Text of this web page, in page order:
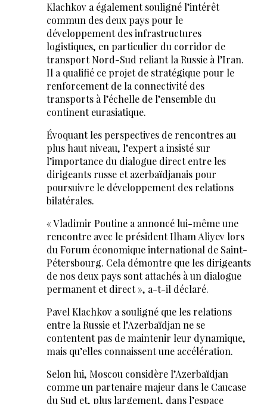
Klachkov a également souligné l’intérêt
commun des deux pays pour le
développement des infrastructures
logistiques, en particulier du corridor de
transport Nord-Sud reliant la Russie à l’Iran.
Il a qualifié ce projet de stratégique pour le
renforcement de la connectivité des
transports à l’échelle de l’ensemble du
continent eurasiatique.
Évoquant les perspectives de rencontres au
plus haut niveau, l’expert a insisté sur
l’importance du dialogue direct entre les
dirigeants russe et azerbaïdjanais pour
poursuivre le développement des relations
bilatérales.
« Vladimir Poutine a annoncé lui-même une
rencontre avec le président Ilham Aliyev lors
du Forum économique international de Saint-
Pétersbourg. Cela démontre que les dirigeants
de nos deux pays sont attachés à un dialogue
permanent et direct », a-t-il déclaré.
Pavel Klachkov a souligné que les relations
entre la Russie et l’Azerbaïdjan ne se
contentent pas de maintenir leur dynamique,
mais qu’elles connaissent une accélération.
Selon lui, Moscou considère l’Azerbaïdjan
comme un partenaire majeur dans le Caucase
du Sud et, plus largement, dans l’espace